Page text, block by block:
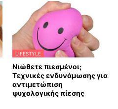
LIFESTYLE
Νιώθετε πιεσμένοι;
Τεχνικές ενδυνάμωσης για
αντιμετώπιση
ψυχολογικής πίεσης